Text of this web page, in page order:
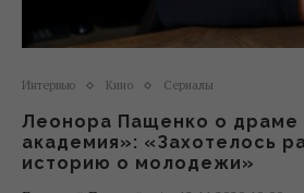
Интервью Кино Сериалы
Леонора Пащенко о драме
академия»: «Захотелось
историю о молодежи»